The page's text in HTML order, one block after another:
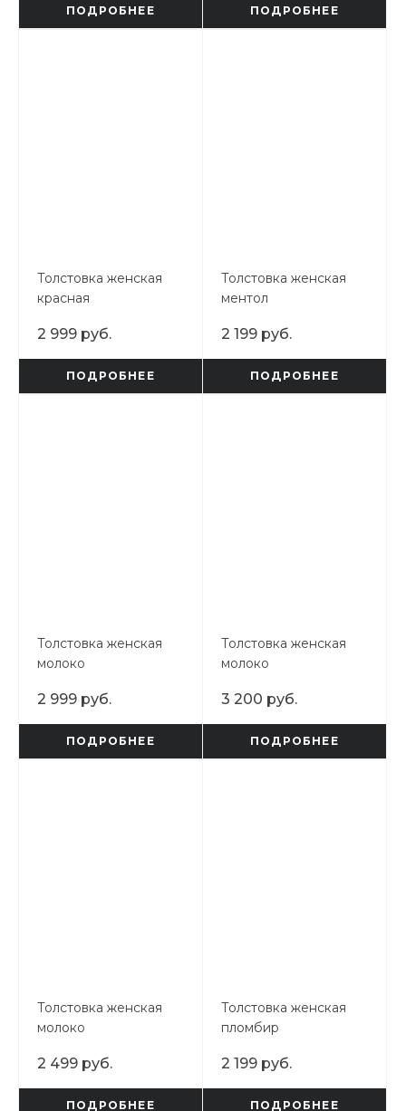
ПОДРОБНЕЕ ПОДРОБНЕЕ
Толстовка женская
красная
2 999 руб.
ПОДРОБНЕЕ
Толстовка женская
ментол
2 199 руб.
ПОДРОБНЕЕ
Толстовка женская
молоко
2 999 руб.
ПОДРОБНЕЕ
Толстовка женская
молоко
3 200 руб.
ПОДРОБНЕЕ
Толстовка женская
молоко
2 499 руб.
ПОДРОБНЕЕ
Толстовка женская
пломбир
2 199 руб.
ПОДРОБНЕЕ